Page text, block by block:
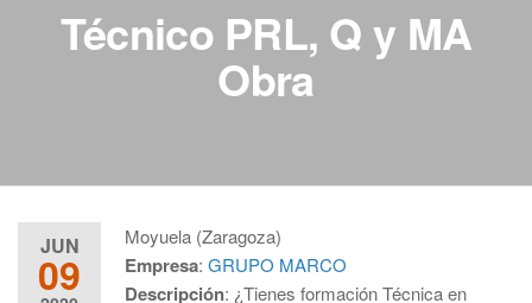
Técnico PRL, Q y MA
Obra
JUN
09
Moyuela (Zaragoza)
Empresa: GRUPO MARCO
Descripción: ¿Tienes formación Técnica en